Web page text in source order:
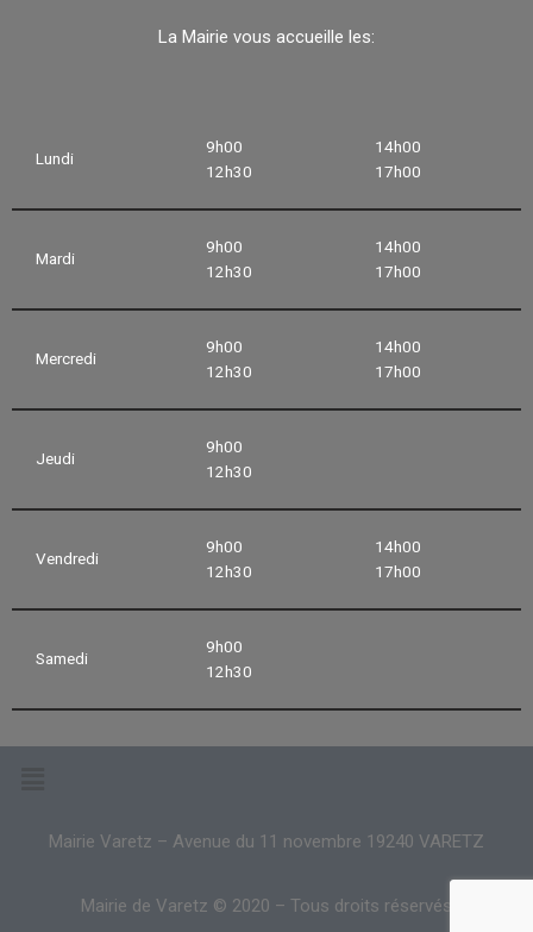
La Mairie vous accueille les:
Lundi
9h00
12h30
14h00
17h00
Mardi
9h00
12h30
14h00
17h00
Mercredi
9h00
12h30
14h00
17h00
Jeudi
9h00
12h30
Vendredi
9h00
12h30
14h00
17h00
Samedi
9h00
12h30
Mairie Varetz – Avenue du 11 novembre 19240 VARETZ
Mairie de Varetz © 2020 – Tous droits réservés